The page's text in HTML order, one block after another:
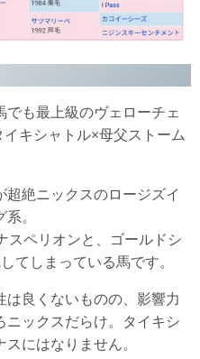
も最上級のヴェローチェ
キシャトル×母父ストーム
絶ニックスのロージズイ
。
スペリオンと、ゴールドシ
てしまっている馬です。
良くないものの、影響力
ックスだらけ。タイキシ
にはなりません。